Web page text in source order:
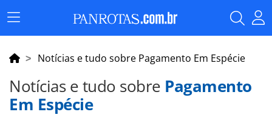
Menu
Principal
Notícias e tudo sobre Pagamento Em Espécie
Notícias e tudo sobre Pagamento
Em Espécie